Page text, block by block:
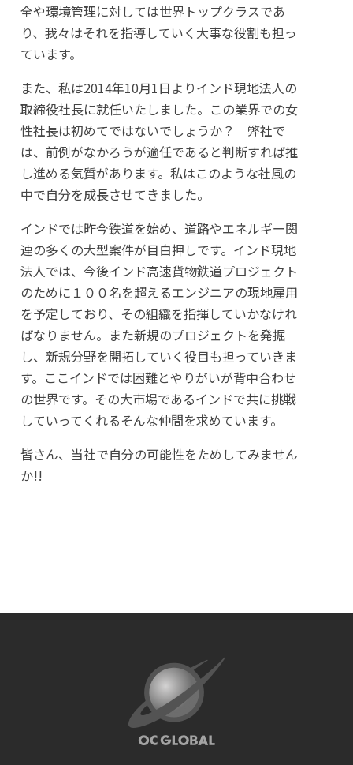
全や環境管理に対しては世界トップクラスであ
り、我々はそれを指導していく大事な役割も担っ
ています。
また、私は2014年10月1日よりインド現地法人の
取締役社長に就任いたしました。この業界での女
性社長は初めてではないでしょうか？ 弊社で
は、前例がなかろうが適任であると判断すれば推
し進める気質があります。私はこのような社風の
中で自分を成長させてきました。
インドでは昨今鉄道を始め、道路やエネルギー関
連の多くの大型案件が目白押しです。インド現地
法人では、今後インド高速貨物鉄道プロジェクト
のために１００名を超えるエンジニアの現地雇用
を予定しており、その組織を指揮していかなけれ
ばなりません。また新規のプロジェクトを発掘
し、新規分野を開拓していく役目も担っていきま
す。ここインドでは困難とやりがいが背中合わせ
の世界です。その大市場であるインドで共に挑戦
していってくれるそんな仲間を求めています。
皆さん、当社で自分の可能性をためしてみません
か!!